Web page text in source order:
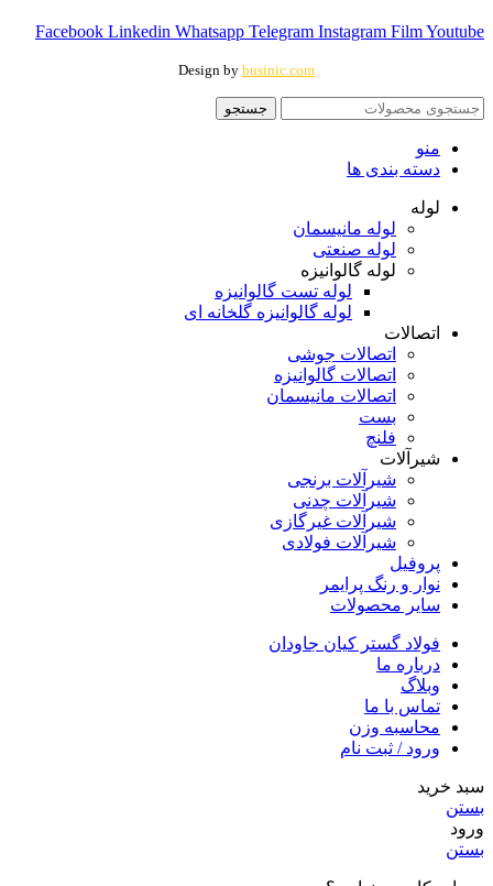
Facebook Linkedin Whatsapp Telegram Instagram FilmYoutube
Design by businic.com
جستجو
منو
دسته بندی ها
لوله
لوله مانیسمان
لوله صنعتی
لوله گالوانیزه
لوله تست گالوانیزه
لوله گالوانیزه گلخانه ای
اتصالات
اتصالات جوشی
اتصالات گالوانیزه
اتصالات مانیسمان
بست
فلنچ
شیرآلات
شیرآلات برنجی
شیرآلات چدنی
شیرآلات غیرگازی
شیرآلات فولادی
پروفیل
نوار و رنگ پرایمر
سایر محصولات
فولاد گستر کیان جاودان
درباره ما
وبلاگ
تماس با ما
محاسبه وزن
ورود / ثبت نام
سبد خرید
بستن
ورود
بستن